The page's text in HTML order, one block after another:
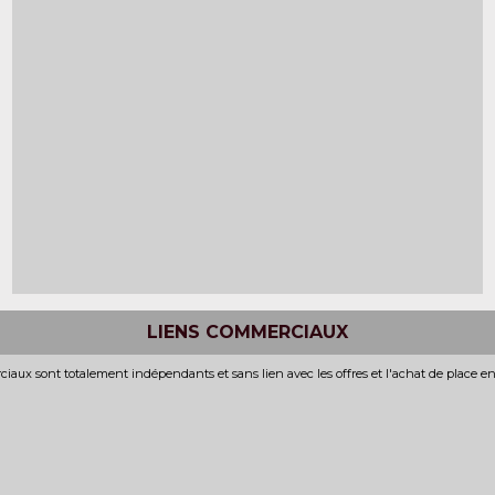
LIENS COMMERCIAUX
sont totalement indépendants et sans lien avec les offres et l'achat de place